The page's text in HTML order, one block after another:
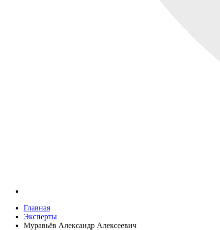
Главная
Эксперты
Муравьёв Александр Алексеевич